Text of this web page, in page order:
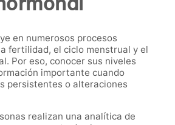
en numerosos procesos
fertilidad, el ciclo menstrual y el
Por eso, conocer sus niveles
importante cuando
persistentes o alteraciones
realizan una analítica de